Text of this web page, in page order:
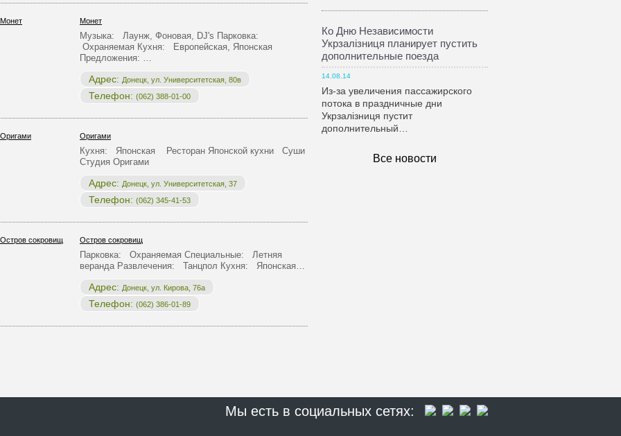
Монет
Музыка: Лаунж, Фоновая, DJ's Парковка:
Охраняемая Кухня: Европейская, Японская
Предложения: …
Адрес: Донецк, ул. Университетская, 80в
Телефон: (062) 388-01-00
Оригами
Кухня: Японская Ресторан Японской кухни Суши
Студия Оригами
Адрес: Донецк, ул. Университетская, 37
Телефон: (062) 345-41-53
Остров сокровищ
Парковка: Охраняемая Специальные: Летняя
веранда Развлечения: Танцпол Кухня: Японская…
Адрес: Донецк, ул. Кирова, 76a
Телефон: (062) 386-01-89
Ко Дню Независимости
Укрзалiзниця планирует пустить
дополнительные поезда
14.08.14
Из-за увеличения пассажирского
потока в праздничные дни
Укрзалiзниця пустит
дополнительный…
Все новости
Мы есть в социальных сетях: